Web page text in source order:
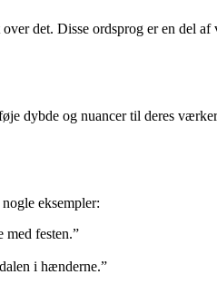
det. Disse ordsprog er en del
dybde og nuancer til deres
eksempler:
med festen.”
i hænderne.”